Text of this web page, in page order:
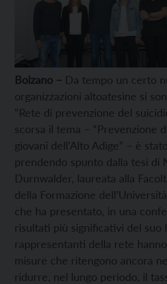
Bolzano – Da tempo un certo
organizzazioni altoatesine si
“Rete di prevenzione del
scorsa il tema – “Prevenzione
giovani dell’Alto Adige” – è
prendendo spunto dalla tesi di
Durnwalder, laureata alla
della Formazione
che ha presentato, in una
risultati più significativi del suo
rappresentanti della rete
misure che ritengono ancora
ridurre, nel lungo periodo, il